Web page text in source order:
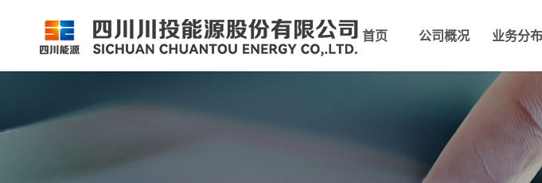
首页 公司概况 业务分布
公司简介 组织架构 领导团队 企业荣誉
公司新闻 企业动态 公示公告
公司资料 股票信息 最新公告 公司邮箱
党群工作 纪检监察